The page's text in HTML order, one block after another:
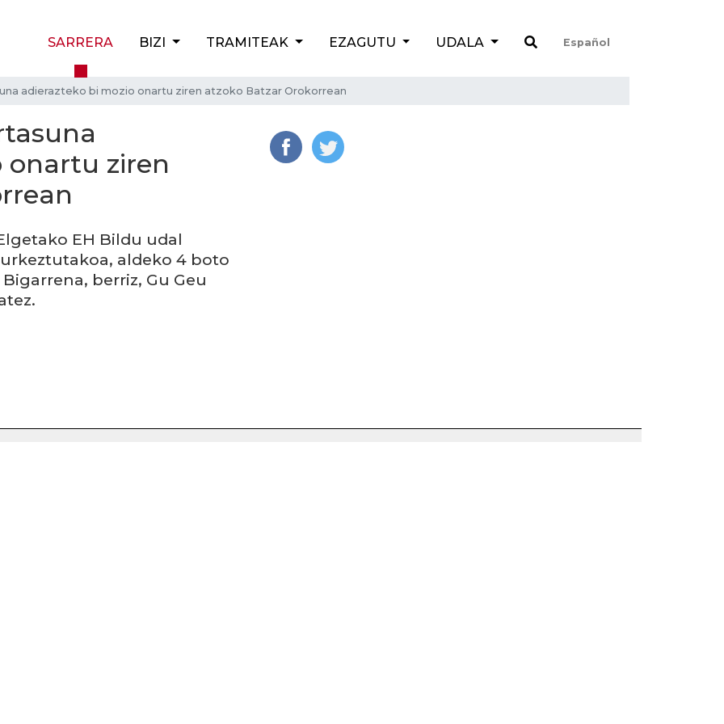
SARRERA BIZI TRAMITEAK EZAGUTU UDALA Español
adierazteko bi mozio onartu ziren atzoko Batzar Orokorrean
onartu ziren
EH Bildu udal
aldeko 4 boto
berriz, Gu Geu